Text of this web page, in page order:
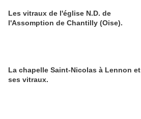
Les vitraux de l'église N.D. de
l'Assomption de Chantilly (Oise).
La chapelle Saint-Nicolas à Lennon et
ses vitraux.